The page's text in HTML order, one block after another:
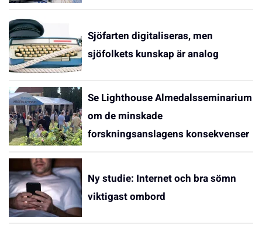
Sjöfarten digitaliseras, men
sjöfolkets kunskap är analog
Se Lighthouse Almedalsseminarium
om de minskade
forskningsanslagens konsekvenser
Ny studie: Internet och bra sömn
viktigast ombord